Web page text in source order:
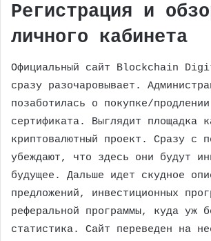
Регистрация и
личного кабинета
Официальный сайт Blockchain
сразу разочаровывает.
позаботилась о покупке/
сертификата. Выглядит площадка
криптовалютный проект. Сразу с
убеждают, что здесь они будут
будущее. Дальше идет скудное
предложений, инвестиционных
реферальной программы, куда уж
статистика. Сайт переведен на